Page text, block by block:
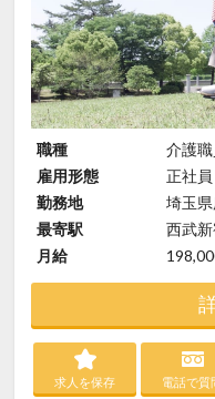
職種
介護
雇用形態
正社員
勤務地
埼玉
最寄駅
西武
月給
求人を保存 電話で質